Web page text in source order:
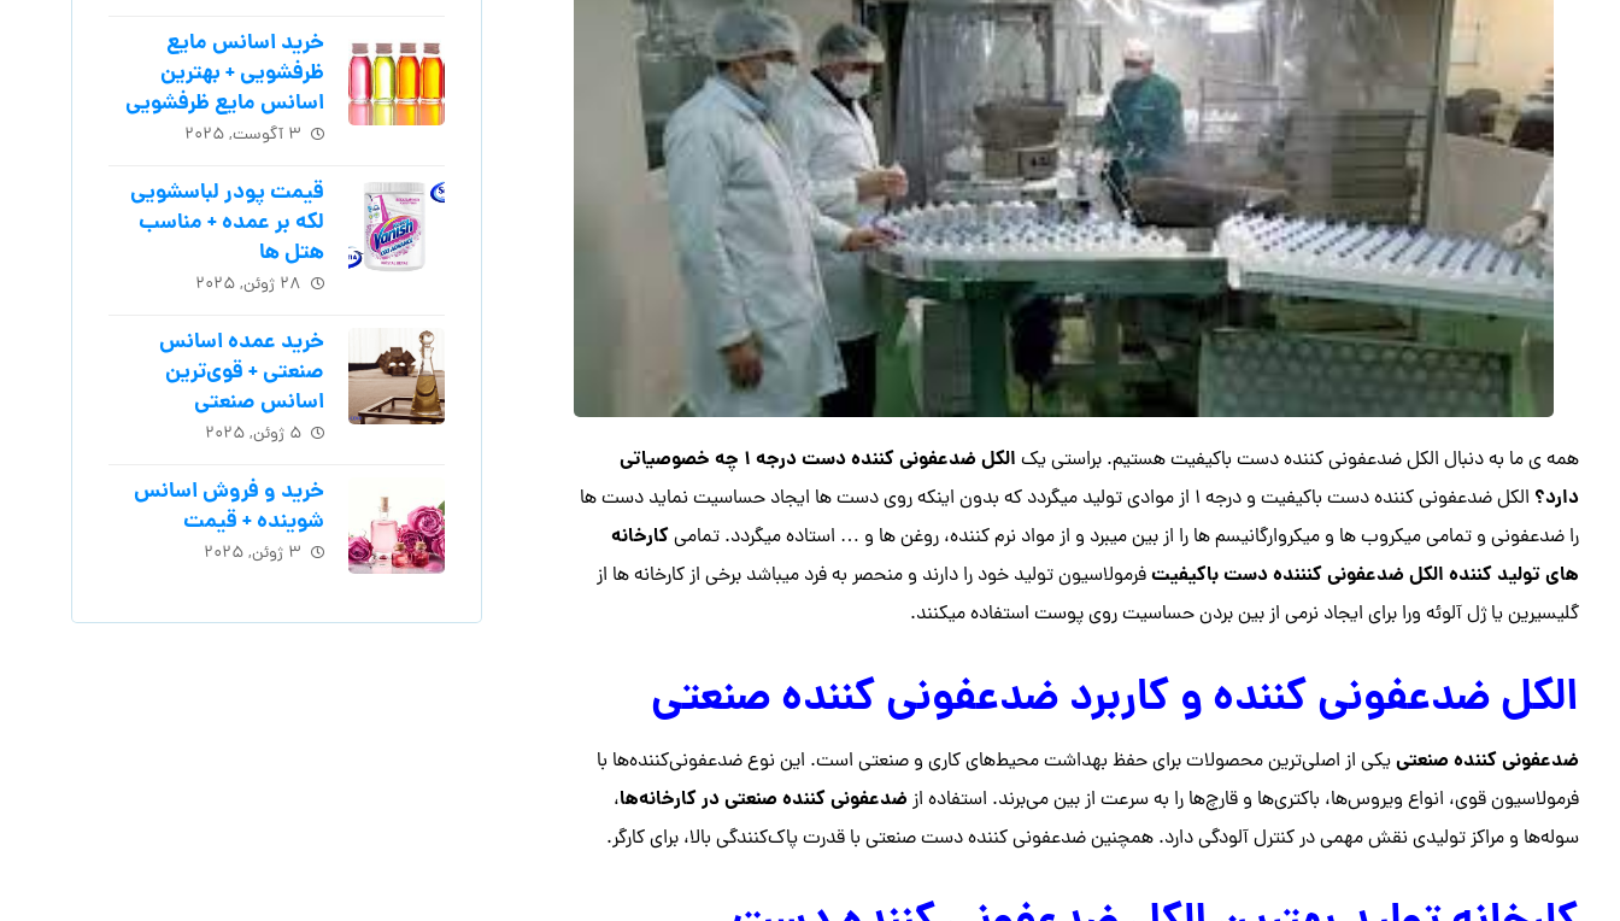
همه ی ما به دنبال الکل ضدعفونی کننده دست باکیفیت هستیم. براستی یک
الکل ضدعفونی کننده دست درجه ۱ چه خصوصیاتی
دارد؟
الکل ضدعفونی کننده دست باکیفیت و درجه ۱ از موادی تولید میگردد که بدون اینکه روی دست ها ایجاد حساسیت نماید دست ها
را ضدعفونی و تمامی میکروب ها و میکروارگانیسم ها را از بین میبرد و از مواد نرم کننده، روغن ها و … استاده میگردد. تمامیکارخانه
های تولید کننده الکل ضدعفونی کنننده دست باکیفیتفرمولاسیون تولید خود را دارند و منحصر به فرد میباشد برخی از کارخانه ها از
گلیسیرین یا ژل آلوئه ورا برای ایجاد نرمی از بین بردن حساسیت روی پوست استفاده میکنند.
الکل ضدعفونی کننده و کاربرد ضدعفونی کننده صنعتی
ضدعفونی کننده صنعتییکی از اصلی‌ترین محصولات برای حفظ بهداشت محیط‌های کاری و صنعتی است. این نوع ضدعفونی‌کننده‌ها با
فرمولاسیون قوی، انواع ویروس‌ها، باکتری‌ها و قارچ‌ها را به سرعت از بین می‌برند. استفاده از ضدعفونی کننده صنعتی در کارخانه‌ها،
سوله‌ها و مراکز تولیدی نقش مهمی در کنترل آلودگی دارد. همچنین ضدعفونی کننده دست صنعتی با قدرت پاک‌کنندگی بالا، برای کارگر.
خرید اسانس مایع
ظرفشویی + بهترین
اسانس مایع ظرفشویی
۳ آگوست, ۲۰۲۵
قیمت پودر لباسشویی
لکه بر عمده + مناسب
هتل ها
۲۸ ژوئن, ۲۰۲۵
خرید عمده اسانس
صنعتی + قوی‌ترین
اسانس‌ صنعتی
۵ ژوئن, ۲۰۲۵
خرید و فروش اسانس
شوینده + قیمت
۳ ژوئن, ۲۰۲۵